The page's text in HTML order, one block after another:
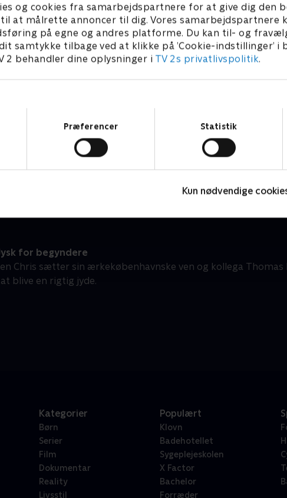
og cookies fra samarbejdspartnere for at give dig den
at målrette annoncer til dig. Vores samarbejdspartnere
på egne og andres platforme. Du kan til- og
samtykke tilbage ved at klikke på ’Cookie-indstillinger’ i
2 behandler dine oplysninger i TV 2s privatlivspolitik.
Præferencer Statistik
Kun nødvendige
for begyndere
Chris sætter sin ærkekøbenhavnske ven og kollega
blive en rigtig jyde.
Kategorier
Børn
Serier
Film
Dokumentar
Reality
Livsstil
Populært
Klovn
Badehotellet
Sygeplejeskolen
X Factor
Bachelor
Forræder